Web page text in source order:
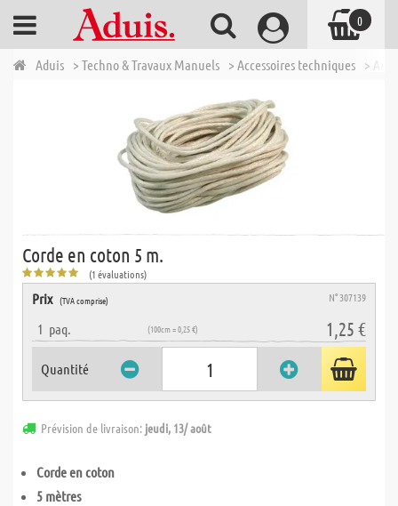
Aduis > Techno & Travaux Manuels > Accessoires techniques >
Corde en coton 5 m.
(1 évaluations)
Prix (TVA comprise) N° 307139
1 paq. (100cm = 0,25 €) 1,25 €
Quantité
Prévision de livraison: jeudi, 13/ août
Corde en coton
5 mètres
0